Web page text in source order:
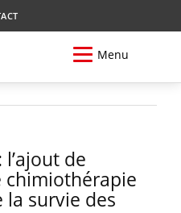
Menu
de
survie des